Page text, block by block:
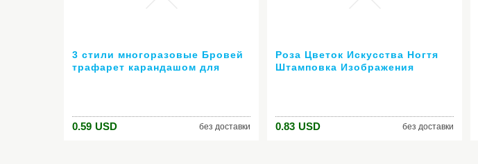
3 стили многоразовые Бровей
трафарет карандашом для
макияжа
0.59 USD без доставки
Роза Цветок Искусства Ногтя
Штамповка Изображения
0.83 USD без доставки